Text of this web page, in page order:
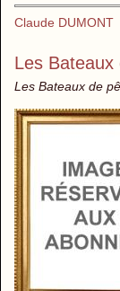
Claude DUMONT
Les Bateaux
Les Bateaux de